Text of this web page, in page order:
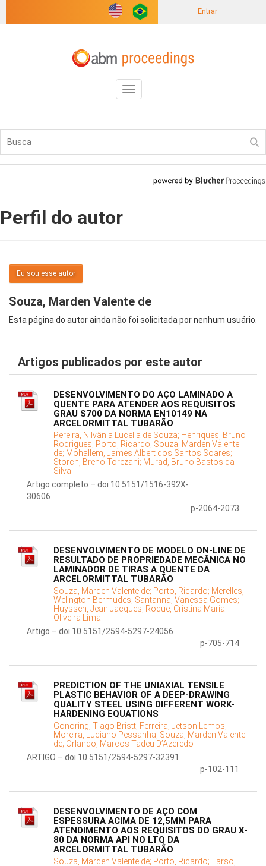
Entrar
Toggle
navigation
Perfil do autor
Eu sou esse autor
Souza, Marden Valente de
Esta página do autor ainda não foi solicitada por nenhum usuário.
Artigos publicados por este autor
DESENVOLVIMENTO DO AÇO LAMINADO A
QUENTE PARA ATENDER AOS REQUISITOS
GRAU S700 DA NORMA EN10149 NA
ARCELORMITTAL TUBARÃO
Pereira, Nilvânia Lucelia de Souza; Henriques, Bruno
Rodrigues; Porto, Ricardo; Souza, Marden Valente
de; Mohallem, James Albert dos Santos Soares;
Storch, Breno Torezani; Murad, Bruno Bastos da
Silva
Artigo completo – doi 10.5151/1516-392X-
30606
p-2064-2073
DESENVOLVIMENTO DE MODELO ON-LINE DE
RESULTADO DE PROPRIEDADE MECÂNICA NO
LAMINADOR DE TIRAS A QUENTE DA
ARCELORMITTAL TUBARÃO
Souza, Marden Valente de; Porto, Ricardo; Merelles,
Welington Bermudes; Santanna, Vanessa Gomes;
Huyssen, Jean Jacques; Roque, Cristina Maria
Oliveira Lima
Artigo – doi 10.5151/2594-5297-24056
p-705-714
PREDICTION OF THE UNIAXIAL TENSILE
PLASTIC BEHAVIOR OF A DEEP-DRAWING
QUALITY STEEL USING DIFFERENT WORK-
HARDENING EQUATIONS
Gonoring, Tiago Bristt; Ferreira, Jetson Lemos;
Moreira, Luciano Pessanha; Souza, Marden Valente
de; Orlando, Marcos Tadeu D’Azeredo
ARTIGO – doi 10.5151/2594-5297-32391
p-102-111
DESENVOLVIMENTO DE AÇO COM
ESPESSURA ACIMA DE 12,5MM PARA
ATENDIMENTO AOS REQUISITOS DO GRAU X-
80 DA NORMA API NO LTQ DA
ARCELORMITTAL TUBARÃO
Souza, Marden Valente de; Porto, Ricardo; Tarso,